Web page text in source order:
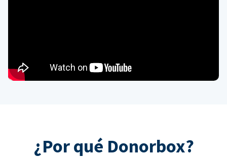
¿Por qué Donorbox?